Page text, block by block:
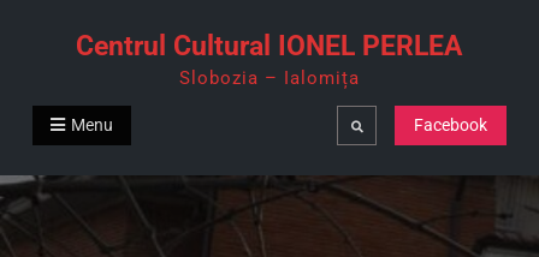
Centrul Cultural IONEL PERLEA
Slobozia – Ialomița
Menu Search Facebook